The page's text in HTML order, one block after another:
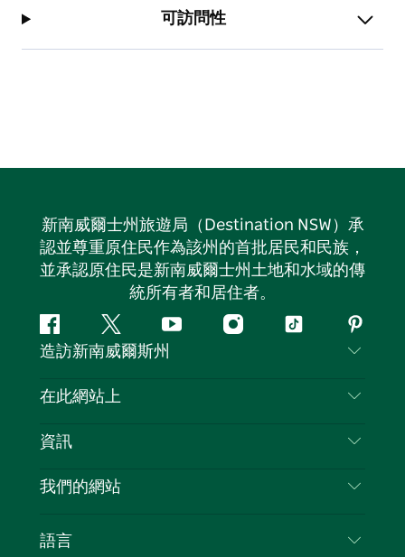
可訪問性
新南威爾士州旅遊局（Destination NSW）承
認並尊重原住民作為該州的首批居民和民族，
並承認原住民是新南威爾士州土地和水域的傳
統所有者和居住者。
Facebook嘰
嘰
喳
Youtube Instagram
抖
造訪新南威爾斯州
聯絡我們
隱私
Cookie 通知
在此網站上
目的地
新南威爾斯州公路旅行
活動
資訊
旅行資訊
新南威爾斯的商業
我們的網站
語言